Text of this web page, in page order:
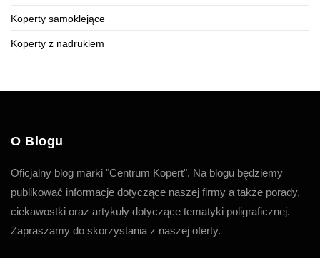
Koperty samoklejące
Koperty z nadrukiem
O Blogu
Oficjalny blog marki "Centrum Kopert". Na blogu będziemy
publikować informacje dotyczące naszej firmy a także porady,
ciekawostki oraz artykuły dotyczące tematyki poligraficznej.
Zapraszamy do skorzystania z naszej oferty.